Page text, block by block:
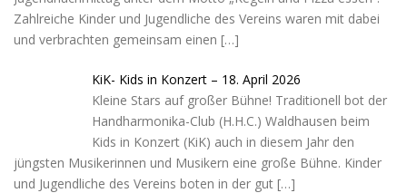
Zahlreiche Kinder und Jugendliche des Vereins waren mit dabei
und verbrachten gemeinsam einen […]
KiK- Kids in Konzert – 18. April 2026
Kleine Stars auf großer Bühne! Traditionell bot der
Handharmonika-Club (H.H.C.) Waldhausen beim
Kids in Konzert (KiK) auch in diesem Jahr den
jüngsten Musikerinnen und Musikern eine große Bühne. Kinder
und Jugendliche des Vereins boten in der gut […]